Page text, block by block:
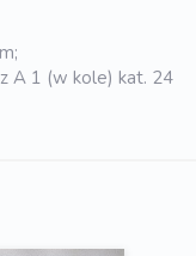
A 1 (w kole) kat. 24